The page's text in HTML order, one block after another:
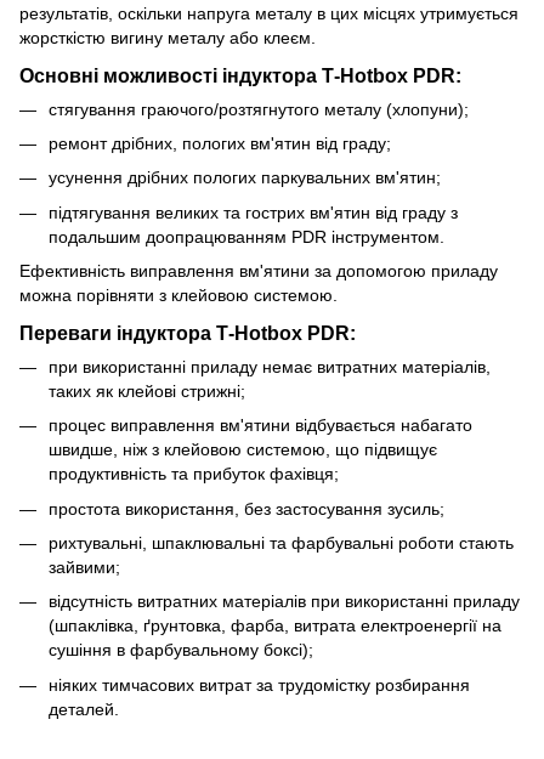
результатів, оскільки напруга металу в цих місцях утримується
жорсткістю вигину металу або клеєм.
Основні можливості індуктора Т-Hotbox PDR:
стягування граючого/розтягнутого металу (хлопуни);
ремонт дрібних, пологих вм'ятин від граду;
усунення дрібних пологих паркувальних вм'ятин;
підтягування великих та гострих вм'ятин від граду з
подальшим доопрацюванням PDR інструментом.
Ефективність виправлення вм'ятини за допомогою приладу
можна порівняти з клейовою системою.
Переваги індуктора Т-Hotbox PDR:
при використанні приладу немає витратних матеріалів,
таких як клейові стрижні;
процес виправлення вм'ятини відбувається набагато
швидше, ніж з клейовою системою, що підвищує
продуктивність та прибуток фахівця;
простота використання, без застосування зусиль;
рихтувальні, шпаклювальні та фарбувальні роботи стають
зайвими;
відсутність витратних матеріалів при використанні приладу
(шпаклівка, ґрунтовка, фарба, витрата електроенергії на
сушіння в фарбувальному боксі);
ніяких тимчасових витрат за трудомістку розбирання
деталей.